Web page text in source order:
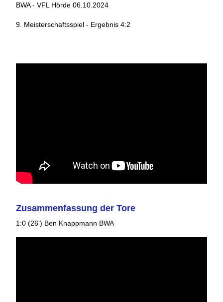
BWA - VFL Hörde 06.10.2024
9. Meisterschaftsspiel - Ergebnis 4:2
Zusammenfassung der Tore
1:0 (26') Ben Knappmann BWA